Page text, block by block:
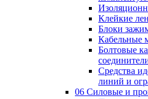
Клейкие
Блоки
Кабельные
Болтовые
Средства
линий и
06 Силовые и